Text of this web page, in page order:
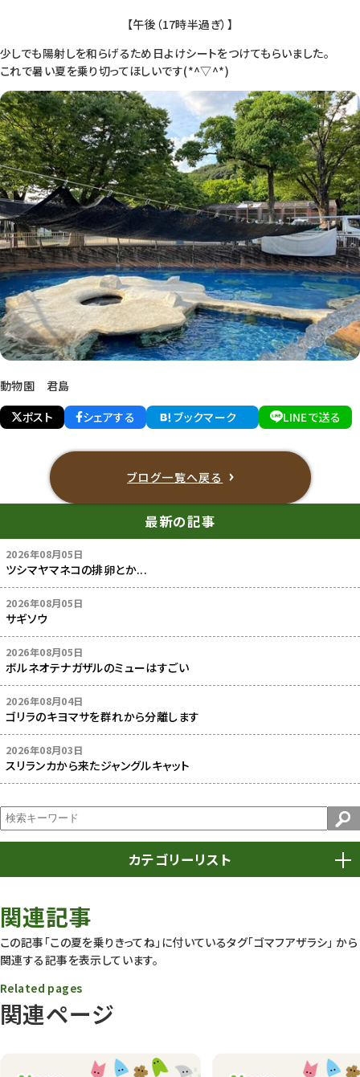
【午後（17時半過ぎ）】
少しでも陽射しを和らげるため日よけシートをつけてもらいました。
これで暑い夏を乗り切ってほしいです(*^▽^*)
動物園 君島
ポスト
シェアする ブックマーク LINEで送る
ブログ一覧へ戻る
最新の記事
2026年08月05日
ツシマヤマネコの排卵とか...
2026年08月05日
サギソウ
2026年08月05日
ボルネオテナガザルのミューはすごい
2026年08月04日
ゴリラのキヨマサを群れから分離します
2026年08月03日
スリランカから来たジャングルキャット
カテゴリーリスト
動物園
動物園長のZooコラム
動物園その他
407
関連記事
この記事「この夏を乗りきってね」に付いているタグ「ゴマフアザラシ」 から
関連する記事を表示しています。
関連ページ
Related pages